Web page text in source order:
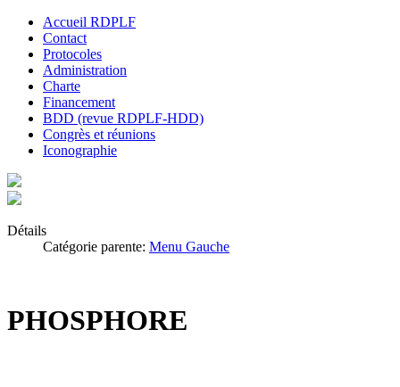
Accueil RDPLF
Contact
Protocoles
Administration
Charte
Financement
BDD (revue RDPLF-HDD)
Congrès et réunions
Iconographie
Détails
Catégorie parente: Menu Gauche
PHOSPHORE